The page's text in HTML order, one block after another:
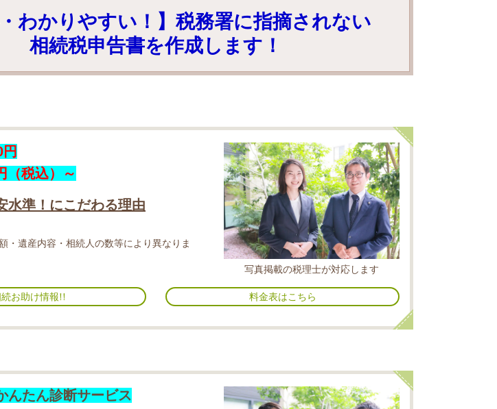
・わかりやすい！】税務署に指摘されない
相続税申告書を作成します！
写真掲載の税理士が対応します
（税込）～
水準！にこだわる理由
・遺産内容・ 相続人の数等により異なりま
お助け情報!! 料金表はこちら
んたん診断サービス